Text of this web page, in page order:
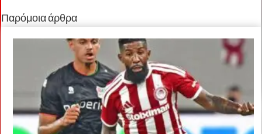
Παρόμοια άρθρα